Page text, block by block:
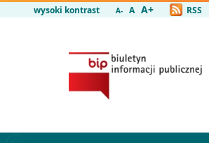
wysoki kontrast A- A A+ RSS